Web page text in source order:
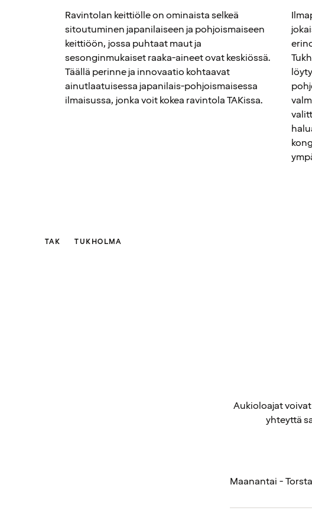
Ravintolan keittiölle on ominaista selkeä
sitoutuminen japanilaiseen ja pohjoismaiseen
keittiöön, jossa puhtaat maut ja
sesonginmukaiset raaka-aineet ovat keskiössä.
Täällä perinne ja innovaatio kohtaavat
ainutlaatuisessa japanilais-pohjoismaisessa
ilmaisussa, jonka voit kokea ravintola TAKissa.
TAK TUKHOLMA
Aukioloajat
yhteyttä
Maanantai -